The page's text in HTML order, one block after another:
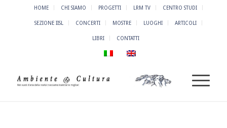
HOME CHI SIAMO PROGETTI LRM TV CENTRO STUDI
SEZIONE IISL CONCERTI MOSTRE LUOGHI ARTICOLI
LIBRI CONTATTI